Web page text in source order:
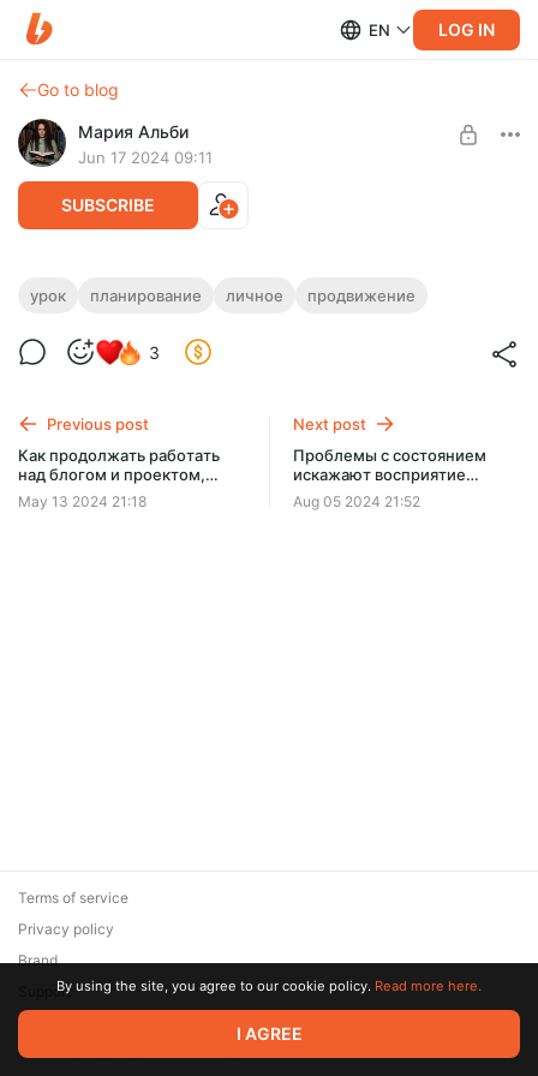
EN LOG IN
Go to blog
Мария Альби
Jun 17 2024 09:11
SUBSCRIBE
"Зеленые" задачи в проекте и в жизни
Задачи и цели, выполнение которых ведет к
существенному качественному развитию, продвижению в
🔮 Секретные материалы
урок планирование личное продвижение
3
Previous post
Как продолжать работать
над блогом и проектом,
когда нет сил долгое время
May 13 2024 21:18
Next post
Проблемы с состоянием
искажают восприятие
реальности и своих
возможностей
Aug 05 2024 21:52
© 2026 Zaya Solutions Limited. All rights reserved. All trademarks
are the property of their respective owners.
Terms of service
Privacy policy
Brand
SupportBy using the site, you agree to our cookie policy. Read more here.
I AGREE